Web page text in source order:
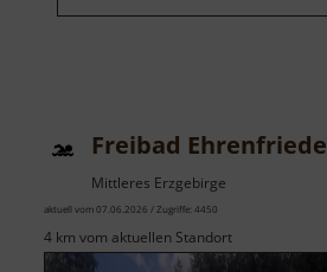
Freibad
Mittleres Erzgebirge
aktuell vom 07.06.2026 / Zugriffe: 4450
4 km vom aktuellen Standort